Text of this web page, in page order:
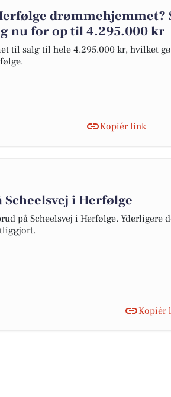
drømmehjemmet?
nu for op til 4.295.000 kr
til salg til hele 4.295.000 kr, hvilket
Kopiér link
i Herfølge
på Scheelsvej i Herfølge. Yderligere
Kopiér